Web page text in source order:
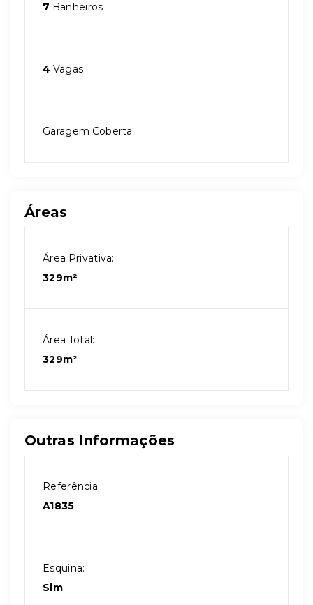
7 Banheiros
4 Vagas
Garagem Coberta
Áreas
Área Privativa:
329m²
Área Total:
329m²
Outras Informações
Referência:
A1835
Esquina:
Sim